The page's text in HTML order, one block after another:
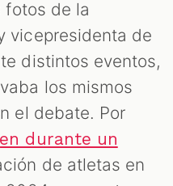
fotos de la
vicepresidenta de
distintos eventos,
los mismos
el debate. Por
durante un
de atletas en